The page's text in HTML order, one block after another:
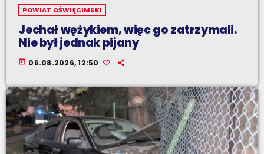
POWIAT OŚWIĘCIMSKI
Jechał wężykiem, więc go zatrzymali.
Nie był jednak pijany
today 06.08.2026, 12:50